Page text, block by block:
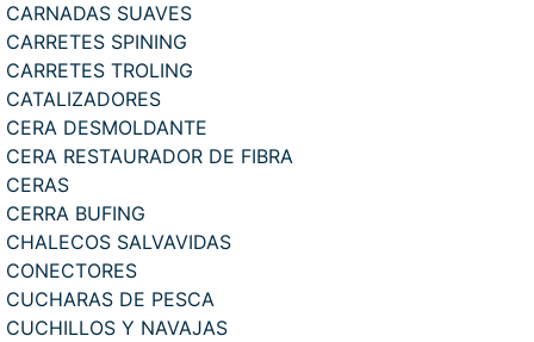
CARNADAS SUAVES
CARRETES SPINING
CARRETES TROLING
CATALIZADORES
CERA DESMOLDANTE
CERA RESTAURADOR DE FIBRA
CERAS
CERRA BUFING
CHALECOS SALVAVIDAS
CONECTORES
CUCHARAS DE PESCA
CUCHILLOS Y NAVAJAS